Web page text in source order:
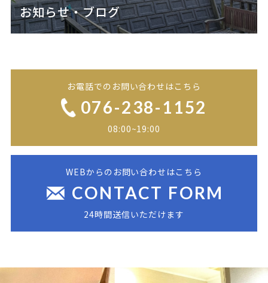
お知らせ・ブログ
お電話でのお問い合わせはこちら
076-238-1152
08:00~19:00
WEBからのお問い合わせはこちら
CONTACT FORM
24時間送信いただけます